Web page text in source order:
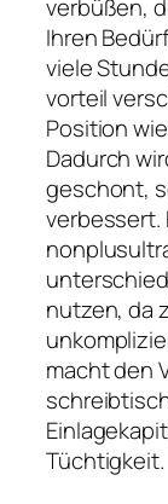
verbüßen,
Ihren
viele
vorteil
Position
Dadurch
geschont,
verbessert.
nutzen, da
macht den
Tüchtigkeit.